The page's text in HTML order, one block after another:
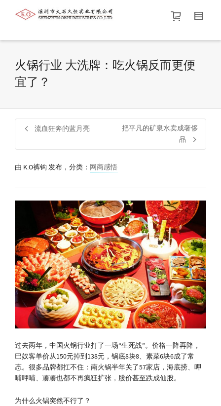
帮我查找新的衬衫尺码
价格介于
火锅行业 大洗牌：吃火锅反而更便
宜了？
流血狂奔的蓝月亮
把平凡的矿泉水卖成奢侈
品
由 K.O裤钩 发布，分类： 网商感悟
过去两年，中国火锅行业打了一场“生死战”。价格一降再降，
巴奴客单价从150元掉到138元，锅底8块8、素菜6块6成了常
态。很多品牌都扛不住：南火锅半年关了57家店，海底捞、呷
哺呷哺、凑凑也都不再疯狂扩张，股价甚至跌成仙股。
为什么火锅突然不行了？